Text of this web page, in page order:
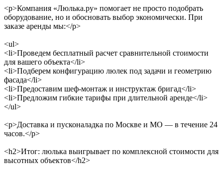
<p>Компания «Люлька.ру» помогает не просто подобрать
оборудование, но и обосновать выбор экономически. При
заказе аренды мы:</p>
<ul>
<li>Проведем бесплатный расчет сравнительной стоимости
для вашего объекта</li>
<li>Подберем конфигурацию люлек под задачи и геометрию
фасада</li>
<li>Предоставим шеф-монтаж и инструктаж бригад</li>
<li>Предложим гибкие тарифы при длительной аренде</li>
</ul>
<p>Доставка и пусконаладка по Москве и МО — в течение 24
часов.</p>
<h2>Итог: люлька выигрывает по комплексной стоимости для
высотных объектов</h2>